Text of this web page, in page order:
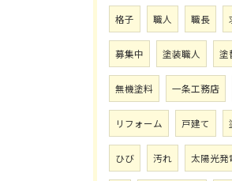
格子 職人 職長
募集中 塗装職人 塗
無機塗料 一条工務店
リフォーム 戸建て
ひび 汚れ 太陽光発